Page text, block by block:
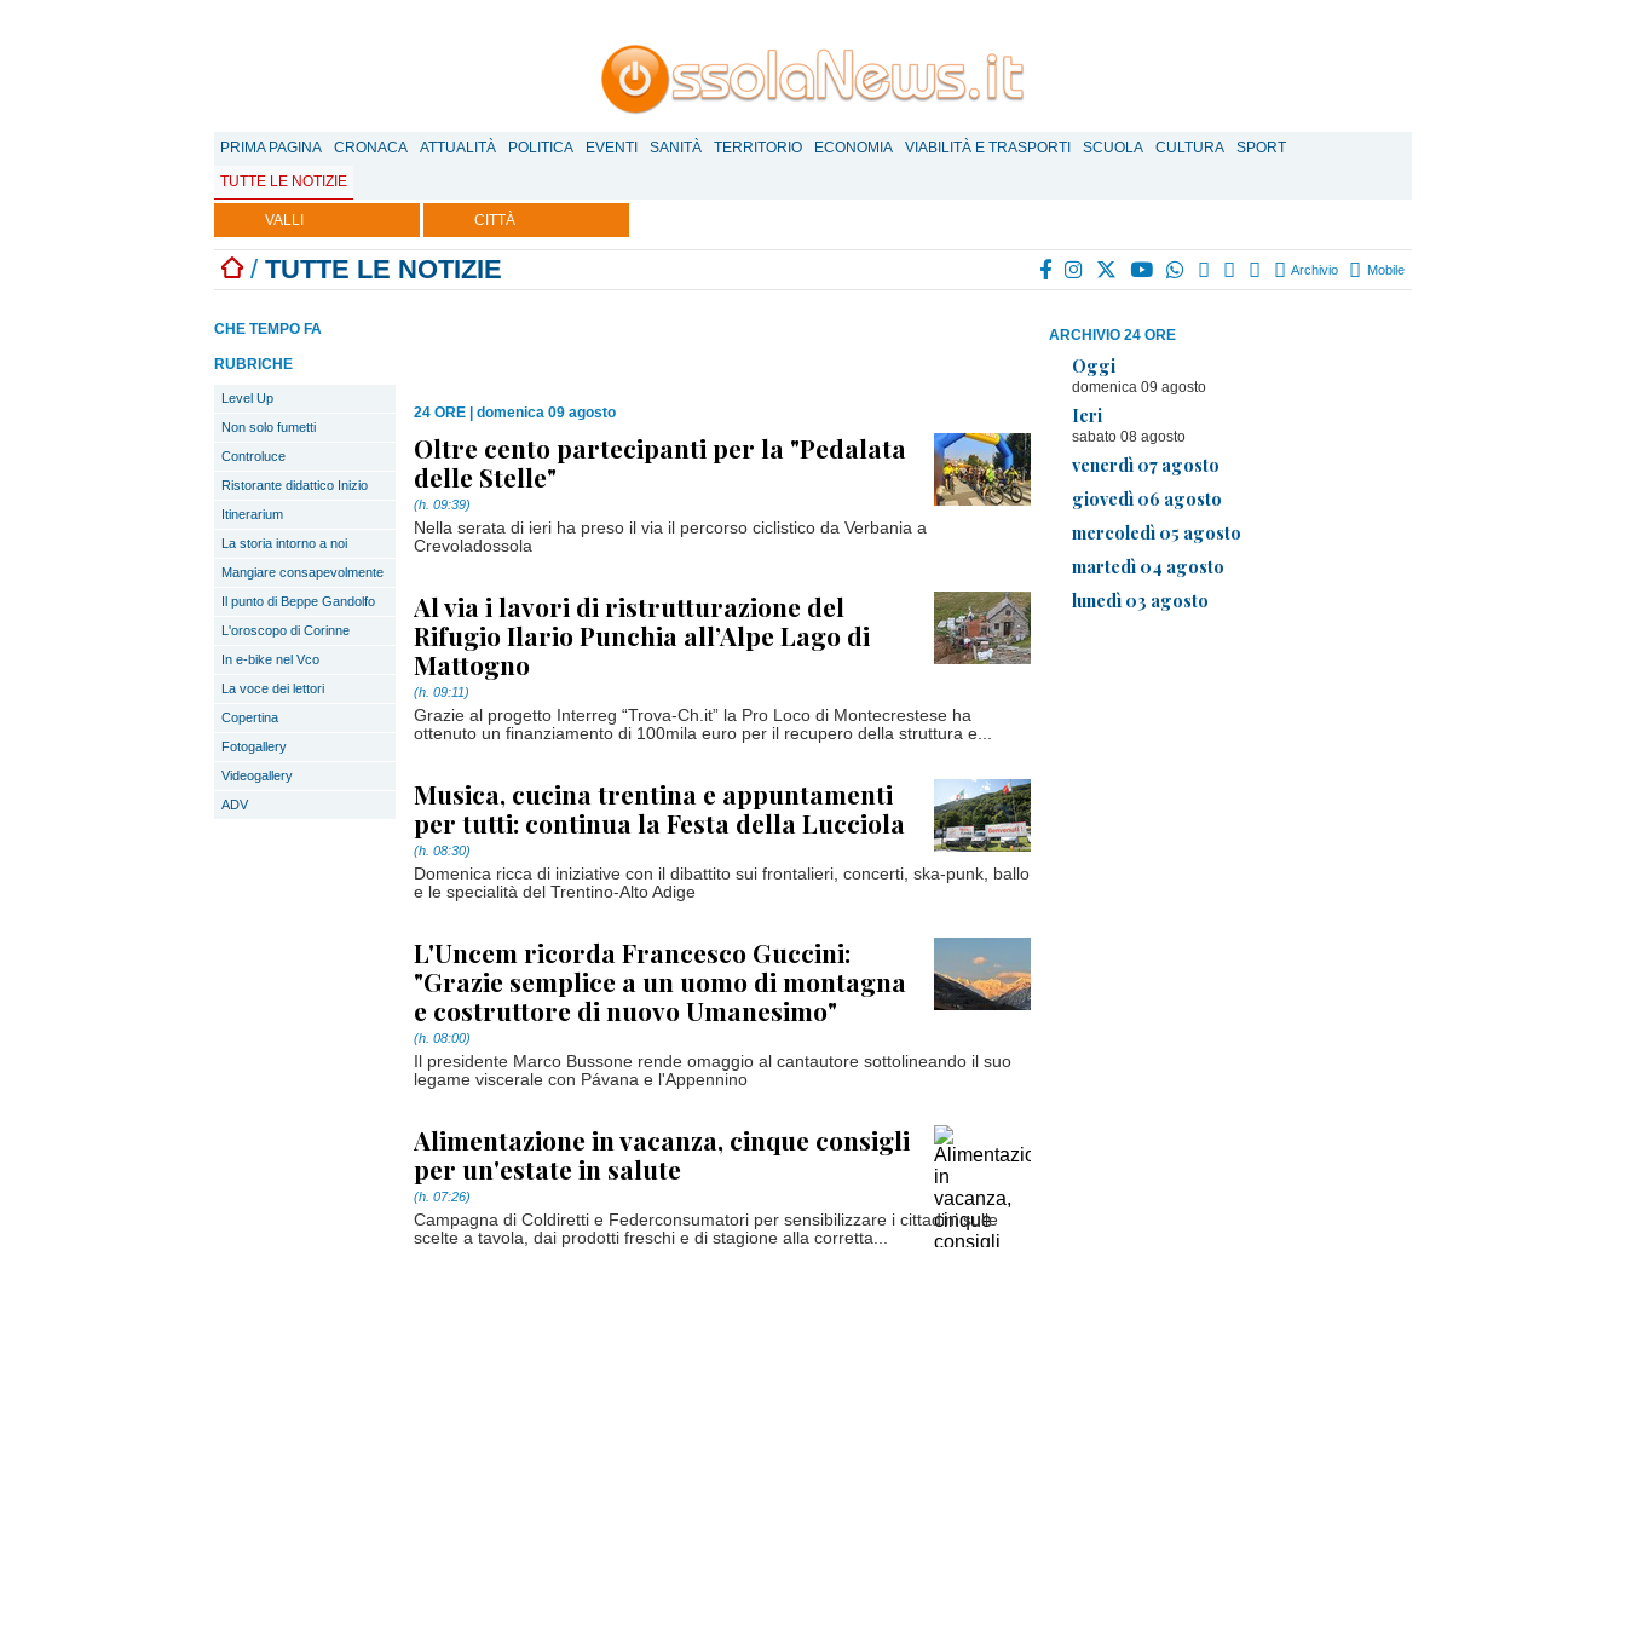
PRIMA PAGINA CRONACA ATTUALITÀ POLITICA EVENTI SANITÀ TERRITORIO ECONOMIA VIABILITÀ E TRASPORTI SCUOLA CULTURA
SPORT
TUTTE LE NOTIZIE
VALLI CITTÀ
/ TUTTE LE NOTIZIE Archivio Mobile
ARCHIVIO 24 ORE
Oggi
domenica 09 agosto
Ieri
sabato 08 agosto
venerdì 07 agosto
giovedì 06 agosto
mercoledì 05 agosto
martedì 04 agosto
lunedì 03 agosto
CHE TEMPO FA
RUBRICHE
Level Up
Non solo fumetti
Controluce
Ristorante didattico Inizio
Itinerarium
La storia intorno a noi
Mangiare consapevolmente
Il punto di Beppe Gandolfo
L'oroscopo di Corinne
In e-bike nel Vco
La voce dei lettori
Copertina
Fotogallery
Videogallery
ADV
24 ORE domenica 09 agosto
Oltre cento partecipanti per la "Pedalata
delle Stelle"
(h. 09:39)
Nella serata di ieri ha preso il via il percorso ciclistico da Verbania a
Crevoladossola
Al via i lavori di ristrutturazione del
Rifugio Ilario Punchia all’Alpe Lago di
Mattogno
(h. 09:11)
Grazie al progetto Interreg “Trova-Ch.it” la Pro Loco di Montecrestese ha
ottenuto un finanziamento di 100mila euro per il recupero della struttura e...
Musica, cucina trentina e appuntamenti
per tutti: continua la Festa della Lucciola
(h. 08:30)
Domenica ricca di iniziative con il dibattito sui frontalieri, concerti, ska-punk, ballo
e le specialità del Trentino-Alto Adige
L'Uncem ricorda Francesco Guccini:
"Grazie semplice a un uomo di montagna
e costruttore di nuovo Umanesimo"
(h. 08:00)
Il presidente Marco Bussone rende omaggio al cantautore sottolineando il suo
legame viscerale con Pávana e l'Appennino
Alimentazione in vacanza, cinque consigli
per un'estate in salute
(h. 07:26)
Campagna di Coldiretti e Federconsumatori per sensibilizzare i cittadini sulle
scelte a tavola, dai prodotti freschi e di stagione alla corretta...